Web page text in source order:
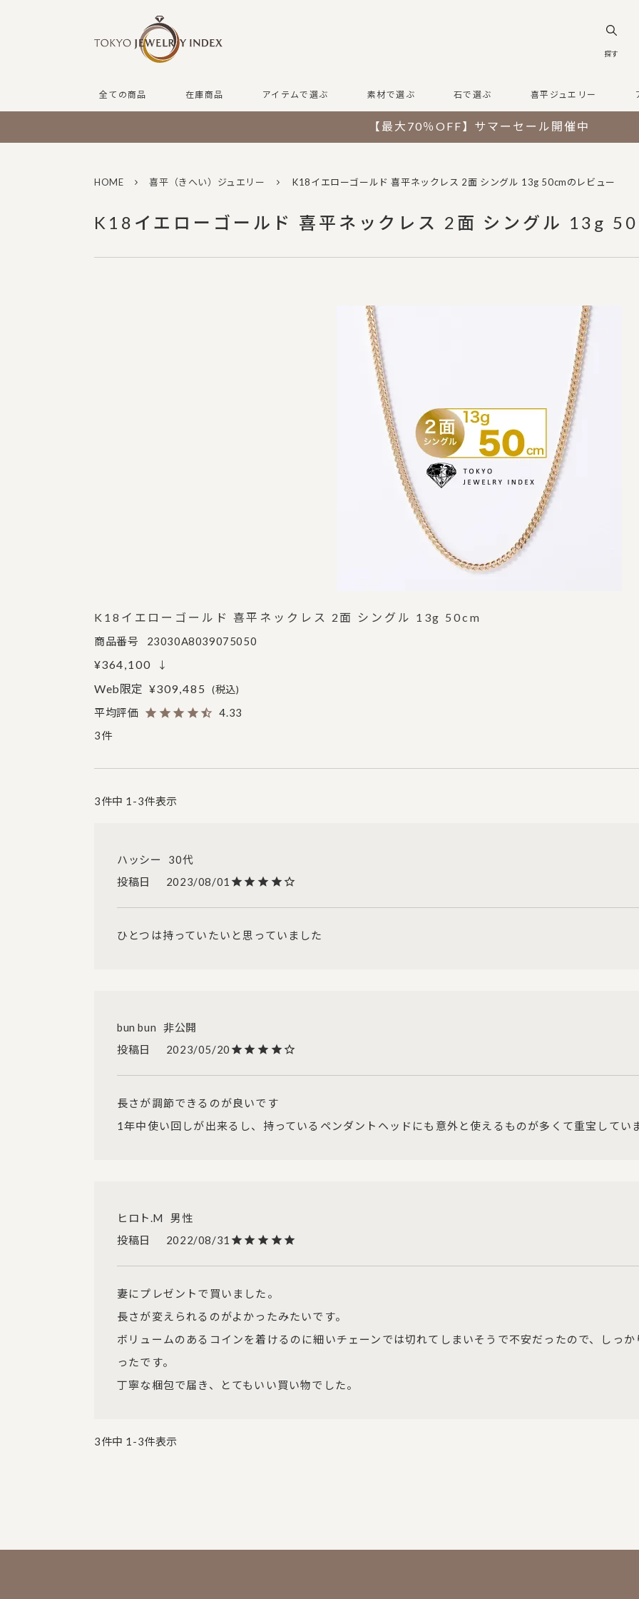
探す
全ての商品 在庫商品 アイテムで選ぶ 素材で選ぶ 石で選ぶ 喜平ジュエリー
【最大70％OFF】サマーセール開催中
HOME 喜平（きへい）ジュエリー K18イエローゴールド 喜平ネックレス 2面 シングル 13g 50cmのレビュー
K18イエローゴールド 喜平ネックレス 2面 シングル 13g
K18イエローゴールド 喜平ネックレス 2面 シングル 13g 50cm
商品番号 23030A8039075050
¥364,100 ↓
Web限定 ¥309,485 税込
4.33
3
3件中 1 -3件表示
ハッシー
30代
投稿日
2023/08/01
bun bun
非公開
投稿日
2023/05/20
長さが調節できるのが良いです
1年中使い回しが出来るし、持っているペンダントヘッドにも意外と使えるものが多くて重宝してい
ヒロト.M
男性
投稿日
2022/08/31
妻にプレゼントで買いました。
長さが変えられるのがよかったみたいです。
ボリュームのあるコインを着けるのに細いチェーンでは切れてしまいそうで不安だったので、しっ
ったです。
丁寧な梱包で届き、とてもいい買い物でした。
3件中 1 -3件表示